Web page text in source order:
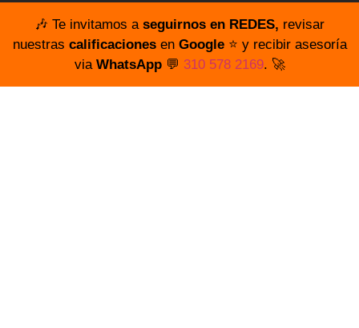
🎶 Te invitamos a seguirnos en REDES, revisar
nuestras calificacionesen Google⭐️ y recibir asesoría
via WhatsApp💬 310 578 2169. 🚀